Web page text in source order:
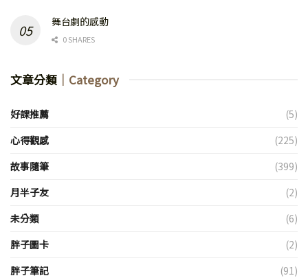
舞台劇的感動
0 SHARES
文章分類 ｜Category
好課推薦
(5)
心得觀感
(225)
故事隨筆
(399)
月半子友
(2)
未分類
(6)
胖子圖卡
(2)
胖子筆記
(91)